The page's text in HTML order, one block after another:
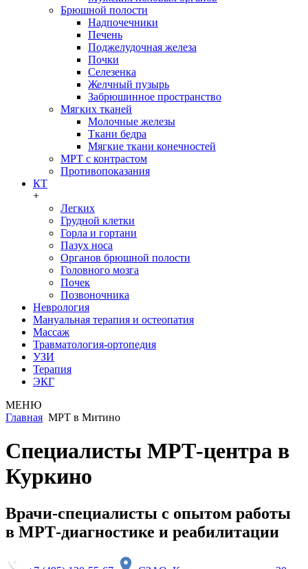
Брюшной полости
Надпочечники
Печень
Поджелудочная железа
Почки
Селезенка
Желчный пузырь
Забрюшинное пространство
Мягких тканей
Молочные железы
Ткани бедра
Мягкие ткани конечностей
МРТ с контрастом
Противопоказания
КТ
+
Легких
Грудной клетки
Горла и гортани
Пазух носа
Органов брюшной полости
Головного мозга
Почек
Позвоночника
Неврология
Мануальная терапия и остеопатия
Массаж
Травматология-ортопедия
УЗИ
Терапия
ЭКГ
МЕНЮ
Главная МРТ в Митино
Специалисты МРТ-центра в
Куркино
Врачи-специалисты с опытом работы
в МРТ-диагностике и реабилитации